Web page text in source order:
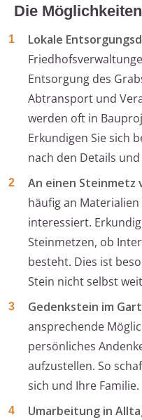
Die
Lokale
Entsorgung des
Abtransport und
werden oft in
Erkundigen Sie sich
nach den Details
An einen Steinmetz
häufig an
interessiert.
Steinmetzen, ob
besteht. Dies ist
Stein nicht selbst
Gedenkstein im
ansprechende
persönliches
aufzustellen. So
sich und Ihre Familie.
Umarbeitung in